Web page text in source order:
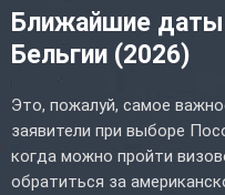
Ближайшие даты
Бельгии (2026)
Это, пожалуй, самое
заявители при выборе
когда можно пройти
обратиться за